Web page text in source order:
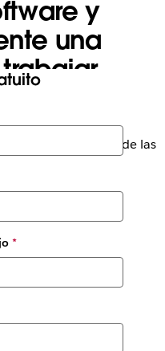
y
una
de los
una planificación y
la visibilidad de las
*